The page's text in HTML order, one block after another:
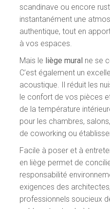
scandinave ou encore
instantanément une
authentique, tout en
à vos espaces.
Mais le liège mural ne se
C’est également un
acoustique. Il réduit les
le confort de vos pièces
de la température
pour les chambres,
de coworking ou
Facile à poser et à
en liège permet de
responsabilité
exigences des
professionnels soucieux